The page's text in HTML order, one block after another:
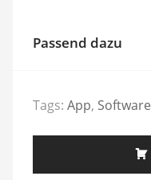
Passend dazu
Tags: App, Software